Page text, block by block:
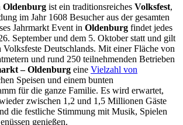
Oldenburg ist ein traditionsreiches Volksfest,
im Jahr 1608 Besucher aus der gesamten
Jahrmarkt Event in Oldenburg findet jedes
September und dem 5. Oktober statt und gilt
Volksfeste Deutschlands. Mit einer Fläche von
und rund 250 teilnehmenden Betrieben
– Oldenburg eine Vielzahl von
Speisen und einem bunten
für die ganze Familie. Es wird erwartet,
zwischen 1,2 und 1,5 Millionen Gäste
die festliche Stimmung mit Musik, Spielen
genießen.